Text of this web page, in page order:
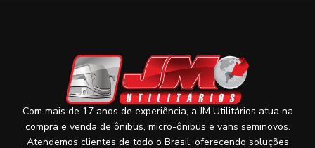
Com mais de 17 anos de experiência, a JM Utilitários atua na
compra e venda de ônibus, micro-ônibus e vans seminovos.
Atendemos clientes de todo o Brasil, oferecendo soluções